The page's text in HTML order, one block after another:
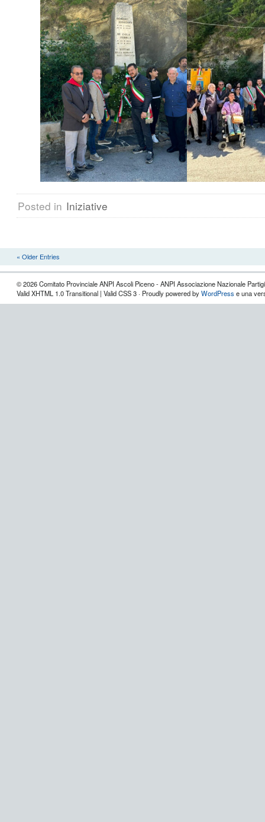
Posted in Iniziative
« Older Entries
© 2026 Comitato Provinciale ANPI Ascoli Piceno - ANPI Associazione Nazionale
Valid XHTML 1.0 Transitional | Valid CSS 3 · Proudly powered byWordPress e una